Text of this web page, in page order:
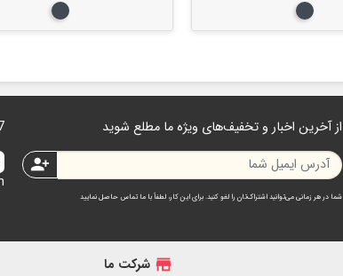
مشکی
سفیدمشکی
از آخرین اخبار و تخفیف‌های ویژه ما مطلع شوید
person_add
شما در هر زمانی می‌توانید اشتراک‌تان را لغو کنید. برای این کار، لطفاً با ما تماس حاصل نمایید
7 روز هفته 24
store شرکت ما